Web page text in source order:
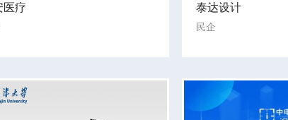
医疗 泰达设计
民企